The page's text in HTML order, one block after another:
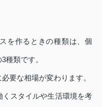
を作るときの種類は、個
種類です。
要な相場が変わります。
スタイルや生活環境を考